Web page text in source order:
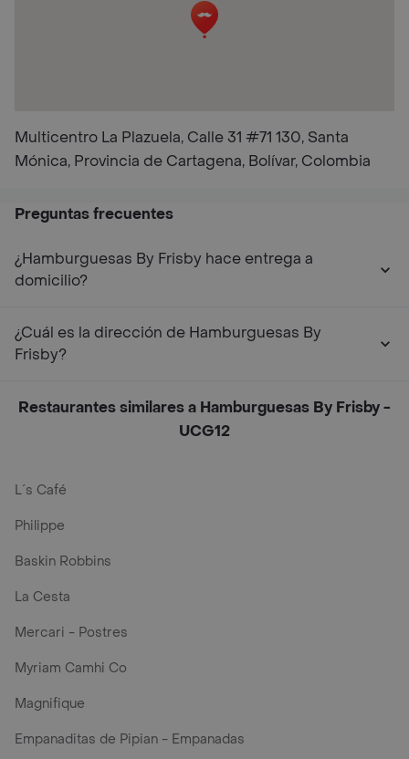
Multicentro La Plazuela, Calle 31 #71 130, Santa
Mónica, Provincia de Cartagena, Bolívar, Colombia
Preguntas frecuentes
¿Hamburguesas By Frisby hace entrega a
domicilio?
¿Cuál es la dirección de Hamburguesas By
Frisby?
Restaurantes similares a Hamburguesas By Frisby -
UCG12
L´s Café
Philippe
Baskin Robbins
La Cesta
Mercari - Postres
Myriam Camhi Co
Magnifique
Empanaditas de Pipian - Empanadas